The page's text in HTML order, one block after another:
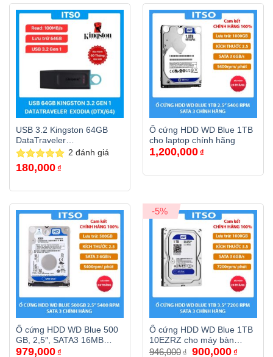
USB 3.2 Kingston 64GB
DataTraveler
Exodia(DTX/64GB) chính
hãng
Được xếp
2 đánh giá
180,000 ₫
Ổ cứng HDD WD Blue 1TB
cho laptop chính hãng
1,200,000 ₫
Ổ cứng HDD WD Blue 500
GB, 2,5″, SATA3 16MB
Cache/ 5400RPM/ 7mm
979,000 ₫
-5%
Ổ cứng HDD WD Blue 1TB
10EZRZ cho máy bàn
chính hãng
946,000 ₫ Giá
900,000 ₫Giá